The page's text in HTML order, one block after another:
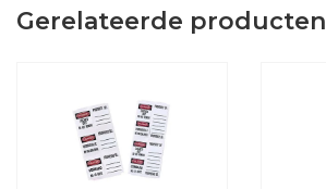
Gerelateerde producten